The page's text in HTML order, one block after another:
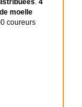
. 4
moelle
coureurs